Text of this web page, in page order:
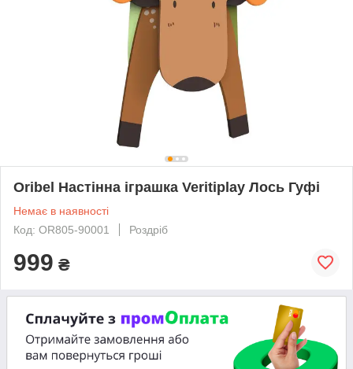
Oribel Настінна іграшка Veritiplay Лось Гуфі
Немає в наявності
Код: OR805-90001
Роздріб
999 ₴